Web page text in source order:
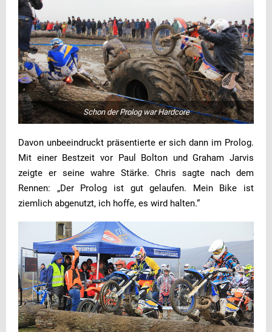
Schon der Prolog war Hardcore
Davon unbeeindruckt präsentierte er sich dann im Prolog.
Mit einer Bestzeit vor Paul Bolton und Graham Jarvis
zeigte er seine wahre Stärke. Chris sagte nach dem
Rennen: „Der Prolog ist gut gelaufen. Mein Bike ist
ziemlich abgenutzt, ich hoffe, es wird halten.“